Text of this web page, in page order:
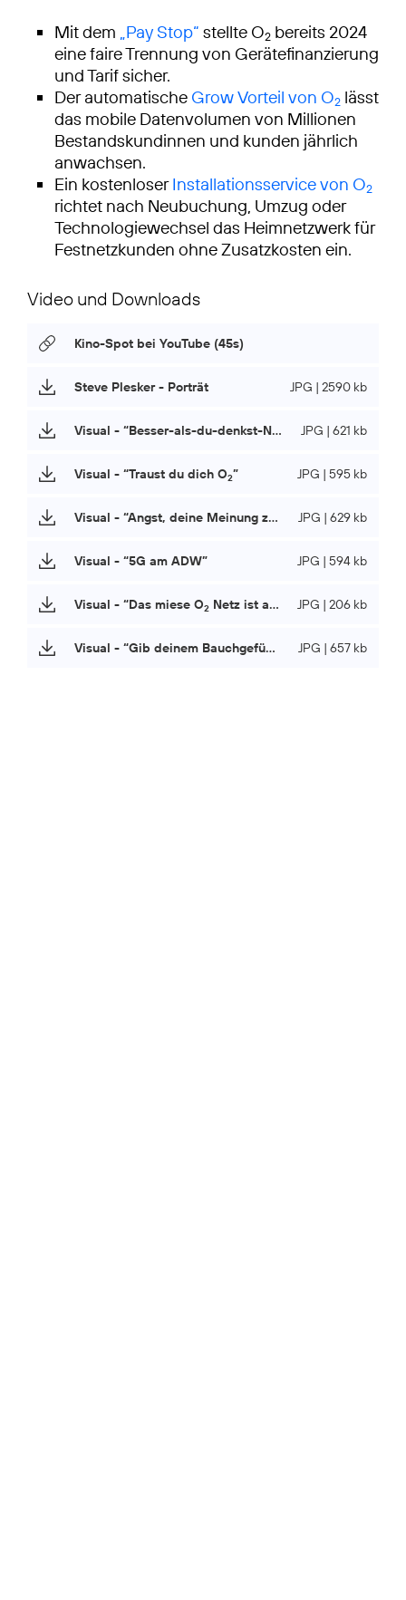
Mit dem „Pay Stop“ stellte O2 bereits 2024
eine faire Trennung von Gerätefinanzierung
und Tarif sicher.
Der automatische Grow Vorteil von O2 lässt
das mobile Datenvolumen von Millionen
Bestandskundinnen und kunden jährlich
anwachsen.
Ein kostenloserInstallationsservice von O2
richtet nach Neubuchung, Umzug oder
Technologiewechsel das Heimnetzwerk für
Festnetzkunden ohne Zusatzkosten ein.
Video und Downloads
Kino-Spot bei YouTube (45s)
Steve Plesker - Porträt JPG | 2590 kb
Visual - “Besser-als-du-denkst-Netz” JPG | 621 kb
Visual - “Traust du dich O2” JPG | 595 kb
Visual - “Angst, deine Meinung zu ändern” JPG | 629 kb
Visual - “5G am ADW” JPG | 594 kb
Visual - “Das miese O2 Netz ist auch nicht mehr das, was es mal war” JPG | 206 kb
Visual - “Gib deinem Bauchgefühl einen Arschtritt” JPG | 657 kb